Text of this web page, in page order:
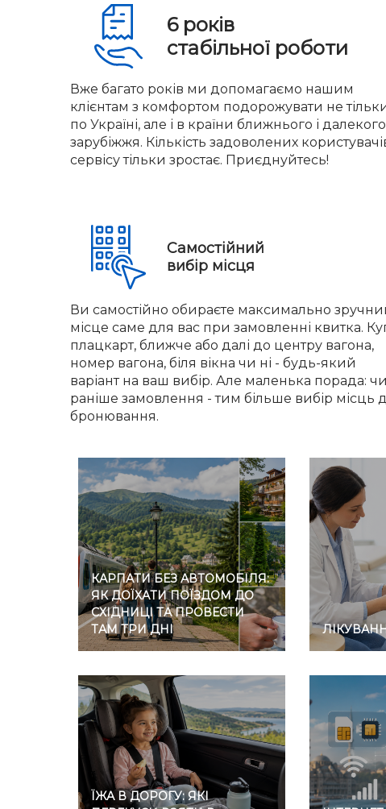
6 років
стабільної роботи
Вже багато років ми допомагаємо нашим
клієнтам з комфортом подорожувати не
по Україні, але і в країни ближнього і далекого
зарубіжжя. Кількість задоволених
сервісу тільки зростає. Приєднуйтесь!
Самостійний
вибір місця
Ви самостійно обираєте максимально
місце саме для вас при замовленні квитка.
плацкарт, ближче або далі до центру вагона,
номер вагона, біля вікна чи ні - будь-який
варіант на ваш вибір. Але маленька порада:
раніше замовлення - тим більше вибір місць
бронювання.
КАРПАТИ БЕЗ АВТОМОБІЛЯ:
ЯК ДОЇХАТИ ПОЇЗДОМ ДО
СХІДНИЦІ ТА ПРОВЕСТИ
ТАМ ТРИ ДНІ
ЇЖА В ДОРОГУ: ЯКІ